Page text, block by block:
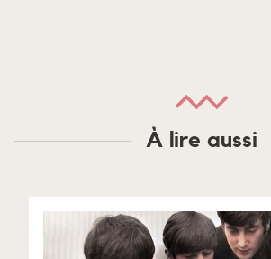
À lire aussi